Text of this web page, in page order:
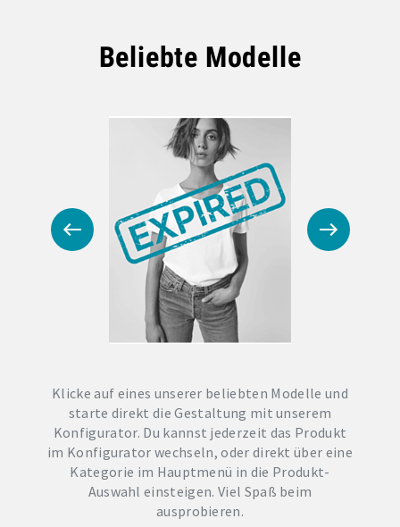
Beliebte Modelle
Klicke auf eines unserer beliebten Modelle und
starte direkt die Gestaltung mit unserem
Konfigurator. Du kannst jederzeit das Produkt
im Konfigurator wechseln, oder direkt über eine
Kategorie im Hauptmenü in die Produkt-
Auswahl einsteigen. Viel Spaß beim
ausprobieren.